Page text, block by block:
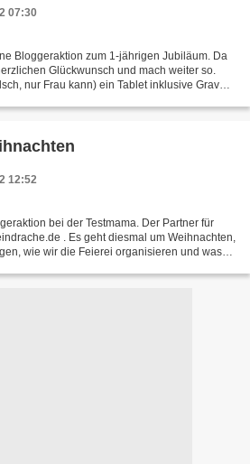
07:30
Bloggeraktion zum 1-jährigen Jubiläum. Da
Glückwunsch und mach weiter so.
nur Frau kann) ein Tablet inklusive Gravur
12:52
bei der Testmama. Der Partner für
. Es geht diesmal um Weihnachten,
wie wir die Feierei organisieren und was